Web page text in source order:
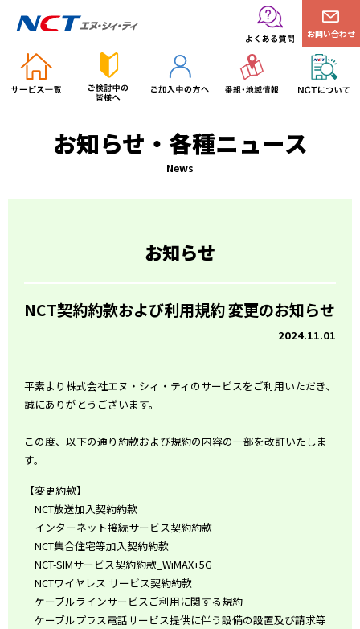
お問い合わせ
お知らせ・各種ニュース
News
お知らせ
NCT契約約款および利用規約 変更のお知らせ
2024.11.01
平素より株式会社エヌ・シィ・ティのサービスをご利用いただき、
誠にありがとうございます。
この度、以下の通り約款および規約の内容の一部を改訂いたしま
す。
【変更約款】
NCT放送加入契約約款
インターネット接続サービス契約約款
NCT集合住宅等加入契約約款
NCT-SIMサービス契約約款_WiMAX+5G
NCTワイヤレス サービス契約約款
ケーブルラインサービスご利用に関する規約
ケーブルプラス電話サービス提供に伴う設備の設置及び請求等